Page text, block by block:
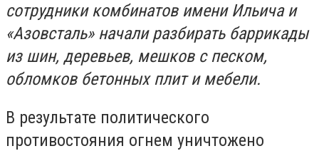
сотрудники комбинатов имени Ильича и
«Азовсталь» начали разбирать баррикады
из шин, деревьев, мешков с песком,
обломков бетонных плит и мебели.
В результате политического
противостояния огнем уничтожено